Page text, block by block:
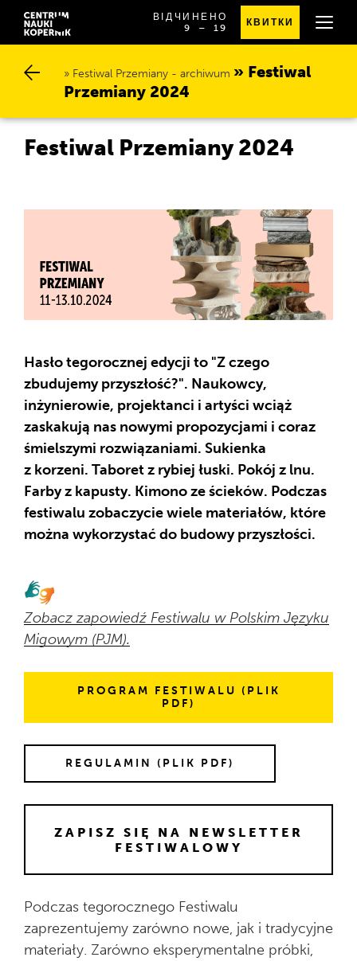
ВІДЧИНЕНО
OD
GODZINY
19:00
9 ⁠–⁠ 19
SPRAWDŹ
SZCZEGÓŁOWE
КВИТКИ
Festiwal Przemiany - archiwum
Festiwal P
rzemiany 2024
Festiwal Przemiany 2024
Hasło tegorocznej edycji to "Z czego
zbudujemy przyszłość?". Naukowcy,
inżynierowie, projektanci i artyści wciąż
zaskakują nas nowymi propozycjami i coraz
śmielszymi rozwiązaniami. Sukienka
z korzeni. Taboret z rybiej łuski. Pokój z lnu.
Farby z kapusty. Kimono ze ścieków. Podczas
festiwalu zobaczycie wiele materiałów, które
można wykorzystać do budowy przyszłości.
Zobacz zapowiedź Festiwalu w Polskim Języku
Migowym (PJM).
PROGRAM FESTIWALU (PLIK
PDF)
REGULAMIN (PLIK PDF)
ZAPISZ SIĘ NA NEWSLETTER
FESTIWALOWY
Podczas tegorocznego Festiwalu
zaprezentujemy zarówno nowe, jak i tradycyjne
materiały. Zarówno eksperymentalne próbki,